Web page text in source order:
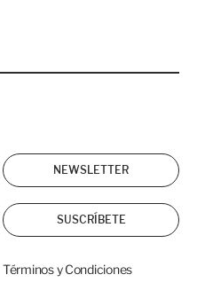
NEWSLETTER
SUSCRÍBETE
Términos y Condiciones